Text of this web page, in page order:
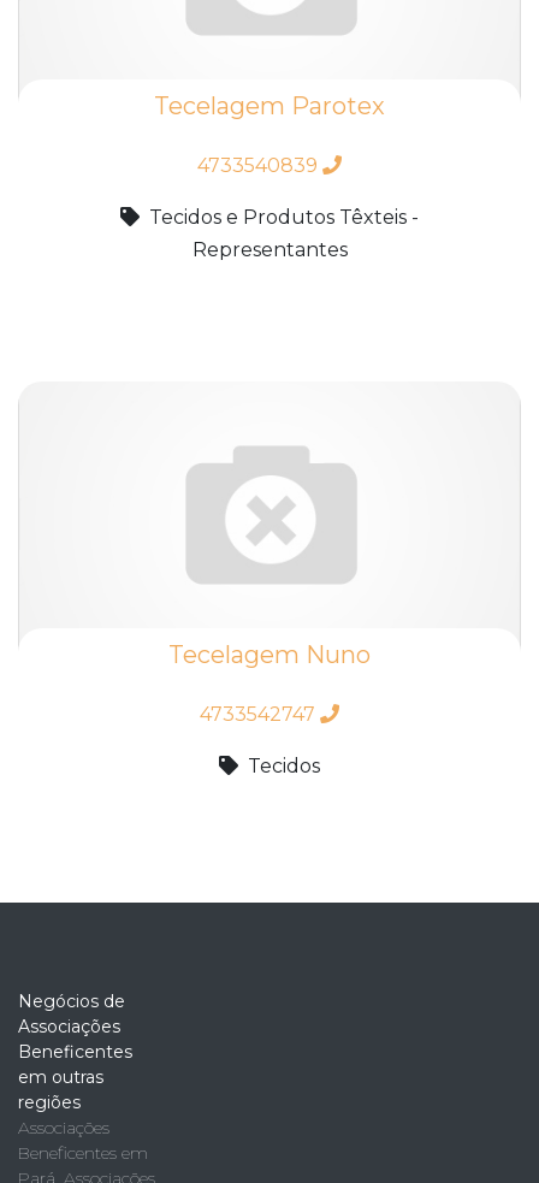
Tecelagem Parotex
4733540839
Tecidos e Produtos Têxteis -
Representantes
Tecelagem Nuno
4733542747
Tecidos
Negócios de
Associações
Beneficentes
em outras
regiões
Associações
Beneficentes em
Pará Associações